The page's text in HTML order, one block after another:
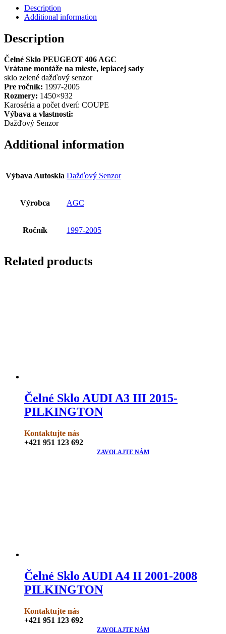
Description
Additional information
Description
Čelné Sklo PEUGEOT 406 AGC
Vrátane montáže na mieste, lepiacej sady
sklo zelené dažďový senzor
Pre ročník: 1997-2005
Rozmery: 1450×932
Karoséria a počet dverí: COUPE
Výbava a vlastnosti:
Dažďový Senzor
Additional information
Výbava Autoskla Dažďový Senzor
Výrobca AGC
Ročník 1997-2005
Related products
Čelné Sklo AUDI A3 III 2015-
PILKINGTON
Kontaktujte nás
+421 951 123 692
ZAVOLAJTE NÁM
Čelné Sklo AUDI A4 II 2001-2008
PILKINGTON
Kontaktujte nás
+421 951 123 692
ZAVOLAJTE NÁM